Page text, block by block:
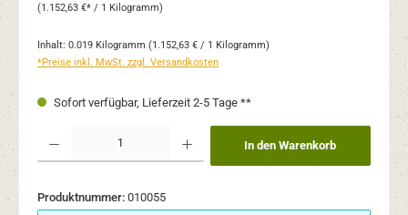
(1.152,63 €* / 1 Kilogramm)
Inhalt: 0.019 Kilogramm (1.152,63 € / 1 Kilogramm)
*Preise inkl. MwSt. zzgl. Versandkosten
Sofort verfügbar, Lieferzeit 2-5 Tage **
Produkt Anzahl: Gib den gewünschten Wert ein oder benutze die Schaltflächen
In den Warenkorb
Produktnummer: 010055